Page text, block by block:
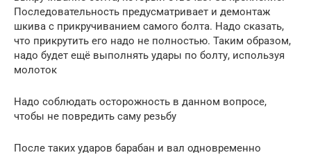
Последовательность предусматривает и демонтаж
шкива с прикручиванием самого болта. Надо сказать,
что прикрутить его надо не полностью. Таким образом,
надо будет ещё выполнять удары по болту, используя
молоток
Надо соблюдать осторожность в данном вопросе,
чтобы не повредить саму резьбу
После таких ударов барабан и вал одновременно